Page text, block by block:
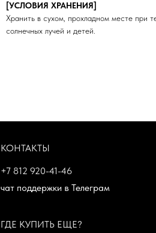
[УСЛОВИЯ ХРАНЕНИЯ]
Хранить в сухом, прохладном месте при
солнечных лучей и детей.
КОНТАКТЫ
ГДЕ КУПИТЬ ЕЩЕ?
+7 812 920-41-46
чат поддержки в Телеграм